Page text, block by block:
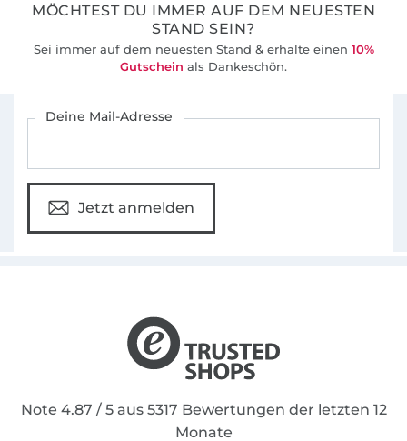
MÖCHTEST DU IMMER AUF DEM NEUESTEN
STAND SEIN?
Sei immer auf dem neuesten Stand & erhalte einen 10%
Gutschein als Dankeschön.
Deine Mail-Adresse
Jetzt anmelden
Note 4.87 / 5 aus 5317 Bewertungen der letzten 12
Monate